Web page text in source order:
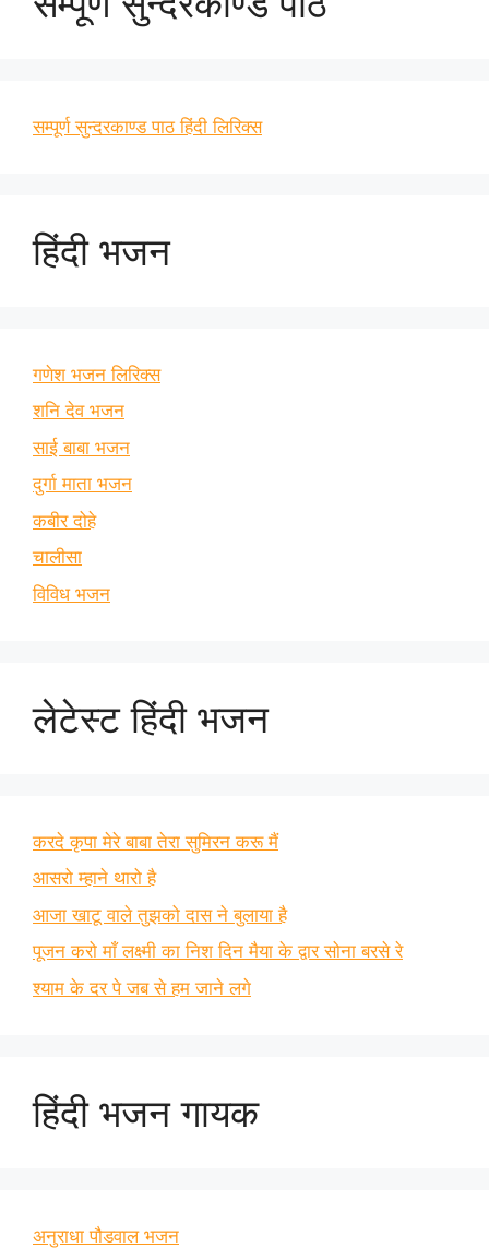
सम्पूर्ण सुन्दरकाण्ड पाठ हिंदी लिरिक्स
हिंदी भजन
गणेश भजन लिरिक्स
शनि देव भजन
साई बाबा भजन
दुर्गा माता भजन
कबीर दोहे
चालीसा
विविध भजन
लेटेस्ट हिंदी भजन
करदे कृपा मेरे बाबा तेरा सुमिरन करू मैं
आसरो म्हाने थारो है
आजा खाटू वाले तुझको दास ने बुलाया है
पूजन करो माँ लक्ष्मी का निश दिन मैया के द्वार सोना बरसे रे
श्याम के दर पे जब से हम जाने लगे
हिंदी भजन गायक
अनुराधा पौडवाल भजन